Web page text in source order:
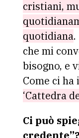
cristiani,
quotidiana
che mi
bisogno, e
Come ci
‘Cattedra
Ci può